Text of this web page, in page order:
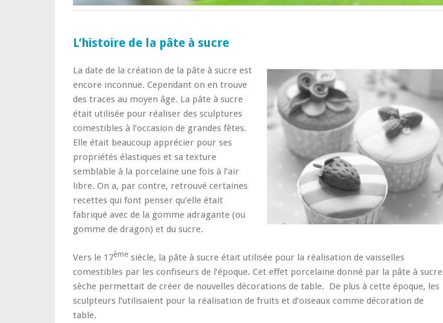
L’histoire de la pâte à sucre
La date de la création de la pâte à sucre est
encore inconnue. Cependant on en trouve
des traces au moyen âge. La pâte à sucre
était utilisée pour réaliser des sculptures
comestibles à l’occasion de grandes fêtes.
Elle était beaucoup apprécier pour ses
propriétés élastiques et sa texture
semblable à la porcelaine une fois à l’air
libre. On a, par contre, retrouvé certaines
recettes qui font penser qu’elle était
fabriqué avec de la gomme adragante (ou
gomme de dragon) et du sucre.
Vers le 17ème siècle, la pâte à sucre était utilisée pour la réalisation de vaisselles
comestibles par les confiseurs de l’époque. Cet effet porcelaine donné par la pâte à sucre
sèche permettait de créer de nouvelles décorations de table. De plus à cette époque, les
sculpteurs l’utilisaient pour la réalisation de fruits et d’oiseaux comme décoration de
table.